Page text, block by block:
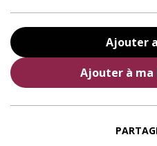
Ajouter
Ajouter à